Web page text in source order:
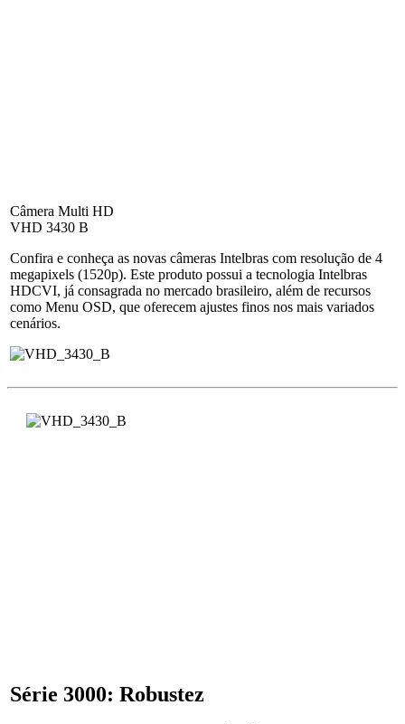
Câmera Multi HD
VHD 3430 B
Confira e conheça as novas câmeras Intelbras com resolução de 4
megapixels (1520p). Este produto possui a tecnologia Intelbras
HDCVI, já consagrada no mercado brasileiro, além de recursos
como Menu OSD, que oferecem ajustes finos nos mais variados
cenários.
Série 3000: Robustez